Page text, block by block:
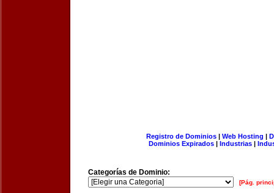
Registro de Dominios| Web Hosting |
Dominios Expirados | Industrias |
Categorías de Dominio:
[Pág.